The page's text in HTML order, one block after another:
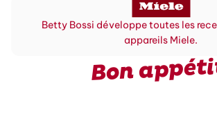
Betty Bossi développe toutes les
appareils Miele.
Bon